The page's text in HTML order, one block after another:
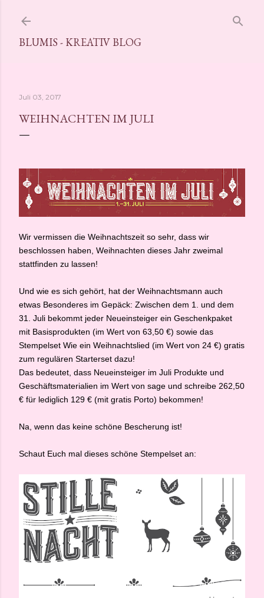
BLUMIS - KREATIV BLOG
Juli 03, 2017
WEIHNACHTEN IM JULI
Wir vermissen die Weihnachtszeit so sehr, dass wir
beschlossen haben, Weihnachten dieses Jahr zweimal
stattfinden zu lassen!
Und wie es sich gehört, hat der Weihnachtsmann auch
etwas Besonderes im Gepäck: Zwischen dem 1. und dem
31. Juli bekommt jeder Neueinsteiger ein Geschenkpaket
mit Basisprodukten (im Wert von 63,50 €) sowie das
Stempelset Wie ein Weihnachtslied (im Wert von 24 €) gratis
zum regulären Starterset dazu!
Das bedeutet, dass Neueinsteiger im Juli Produkte und
Geschäftsmaterialien im Wert von sage und schreibe 262,50
€ für lediglich 129 € (mit gratis Porto) bekommen!
Na, wenn das keine schöne Bescherung ist!
Schaut Euch mal dieses schöne Stempelset an: